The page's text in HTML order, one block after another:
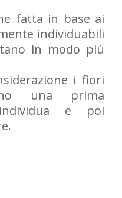
fatta in base ai
individuabili
in modo più
i fiori
una prima
e poi